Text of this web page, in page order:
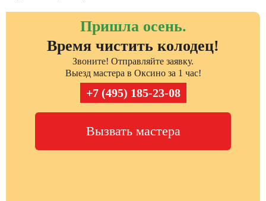
Пришла осень.
Время чистить колодец!
Звоните! Отправляйте заявку.
Выезд мастера в Оксино за 1 час!
+7 (495) 185-23-08
Вызвать мастера